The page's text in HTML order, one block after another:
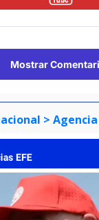
Mostrar
>